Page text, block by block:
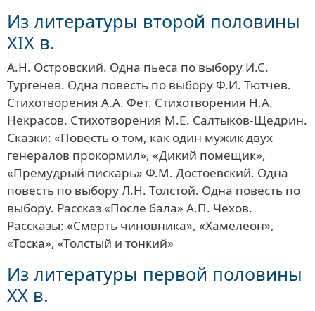
Из литературы второй половины
XIX в.
А.Н. Островский. Одна пьеса по выбору И.С.
Тургенев. Одна повесть по выбору Ф.И. Тютчев.
Стихотворения А.А. Фет. Стихотворения Н.А.
Некрасов. Стихотворения М.Е. Салтыков-Щедрин.
Сказки: «Повесть о том, как один мужик двух
генералов прокормил», «Дикий помещик»,
«Премудрый пискарь» Ф.М. Достоевский. Одна
повесть по выбору Л.Н. Толстой. Одна повесть по
выбору. Рассказ «После бала» А.П. Чехов.
Рассказы: «Смерть чиновника», «Хамелеон»,
«Тоска», «Толстый и тонкий»
Из литературы первой половины
XX в.